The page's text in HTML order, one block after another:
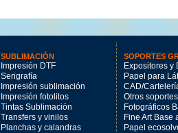
SUBLIMACIÓN
Impresión DTF
Serigrafía
Impresión sublimación
Impresión fotolitos
Tintas Sublimación
Transfers y vinilos
Planchas y calandras
SOPORTES
Expositores y
Papel para
CAD/
Otros soportes
Fotográficos
Fine Art Base
Papel